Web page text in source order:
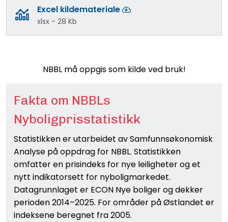
Excel kildemateriale
xlsx - 28 Kb
NBBL må oppgis som kilde ved bruk!
Fakta om NBBLs
Nyboligprisstatistikk
Statistikken er utarbeidet av Samfunnsøkonomisk
Analyse på oppdrag for NBBL. Statistikken
omfatter en prisindeks for nye leiligheter og et
nytt indikatorsett for nyboligmarkedet.
Datagrunnlaget er ECON Nye boliger og dekker
perioden 2014–2025. For områder på Østlandet er
indeksene beregnet fra 2005.